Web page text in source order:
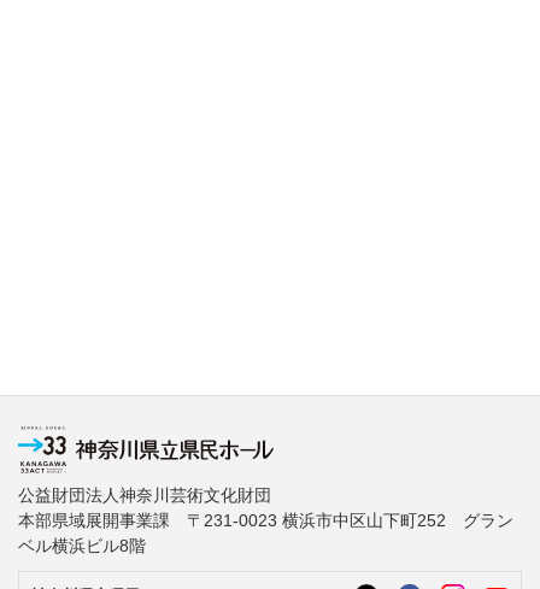
公益財団法人神奈川芸術文化財団
本部県域展開事業課 〒231-0023 横浜市中区山下町252 グラン
ベル横浜ビル8階